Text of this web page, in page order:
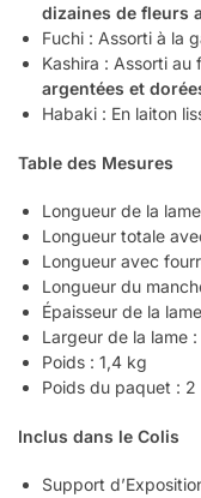
dizaines de fleurs
Fuchi : Assorti à la
Kashira : Assorti
argentées et
Habaki : En laiton
Table des Mesures
Longueur de la
Longueur totale
Longueur avec
Longueur du
Épaisseur de la
Largeur de la lame
Poids : 1,4 kg
Poids du paquet : 2
Inclus dans le Colis
Support